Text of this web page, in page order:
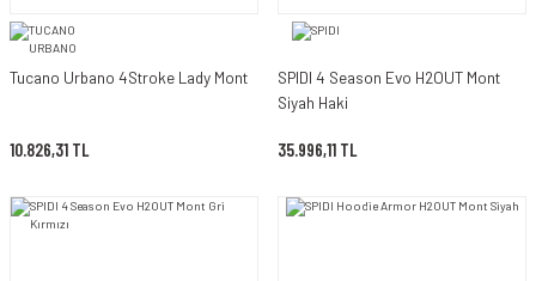
Tucano Urbano 4Stroke Lady Mont
10.826,31 TL
SPIDI 4 Season Evo H2OUT Mont
Siyah Haki
35.996,11 TL